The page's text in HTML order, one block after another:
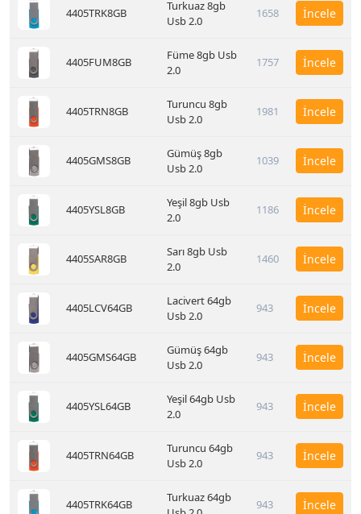
4405TRK8GB
Turkuaz 8gb
Usb 2.0
1658 İncele
4405FUM8GB
Füme 8gb Usb
2.0
1757 İncele
4405TRN8GB
Turuncu 8gb
Usb 2.0
1981 İncele
4405GMS8GB
Gümüş 8gb
Usb 2.0
1039 İncele
4405YSL8GB
Yeşil 8gb Usb
2.0
1186 İncele
4405SAR8GB
Sarı 8gb Usb
2.0
1460 İncele
4405LCV64GB
Lacivert 64gb
Usb 2.0
943 İncele
4405GMS64GB
Gümüş 64gb
Usb 2.0
943 İncele
4405YSL64GB
Yeşil 64gb Usb
2.0
943 İncele
4405TRN64GB
Turuncu 64gb
Usb 2.0
943 İncele
4405TRK64GB
Turkuaz 64gb
943 İncele